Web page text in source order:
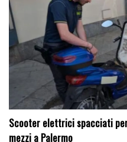
Scooter elettrici spacciati
mezzi a Palermo